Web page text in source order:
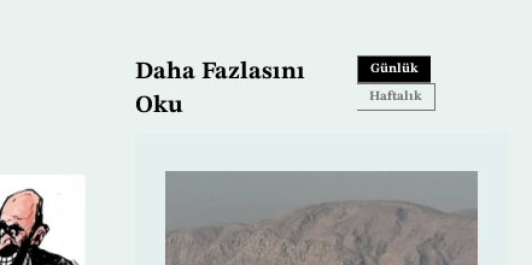
Daha Fazlasını
Oku
Günlük
Haftalık